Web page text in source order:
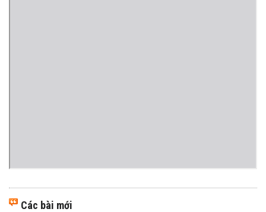
Các bài mới